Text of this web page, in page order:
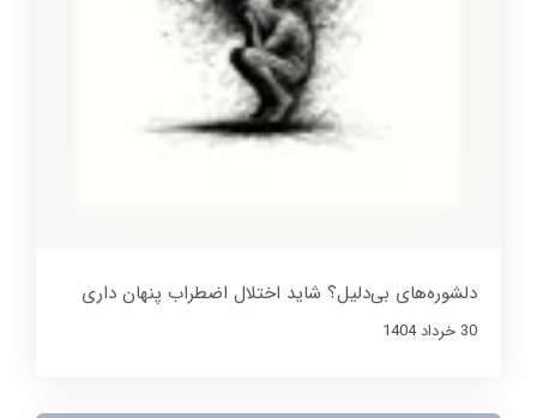
دلشوره‌های بی‌دلیل؟ شاید اختلال اضطراب پنهان داری
30 خرداد 1404